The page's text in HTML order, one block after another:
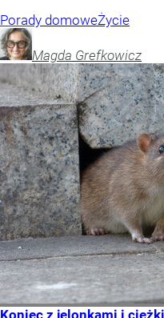
Porady domoweŻycie
Magda Grefkowicz